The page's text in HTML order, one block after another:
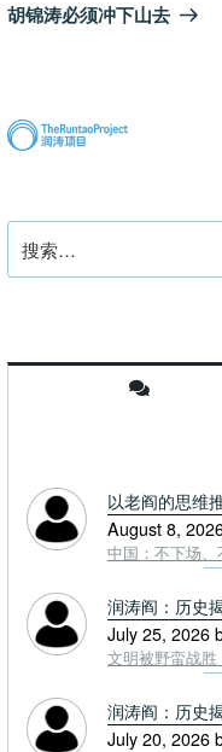
一
胡锦涛必须冲下山去
索：
以老阎的思维
August 8,
中国：不下场
润涛阎：历史
July 25, 2026
文明被野蛮战
润涛阎：历史
July 20, 2026